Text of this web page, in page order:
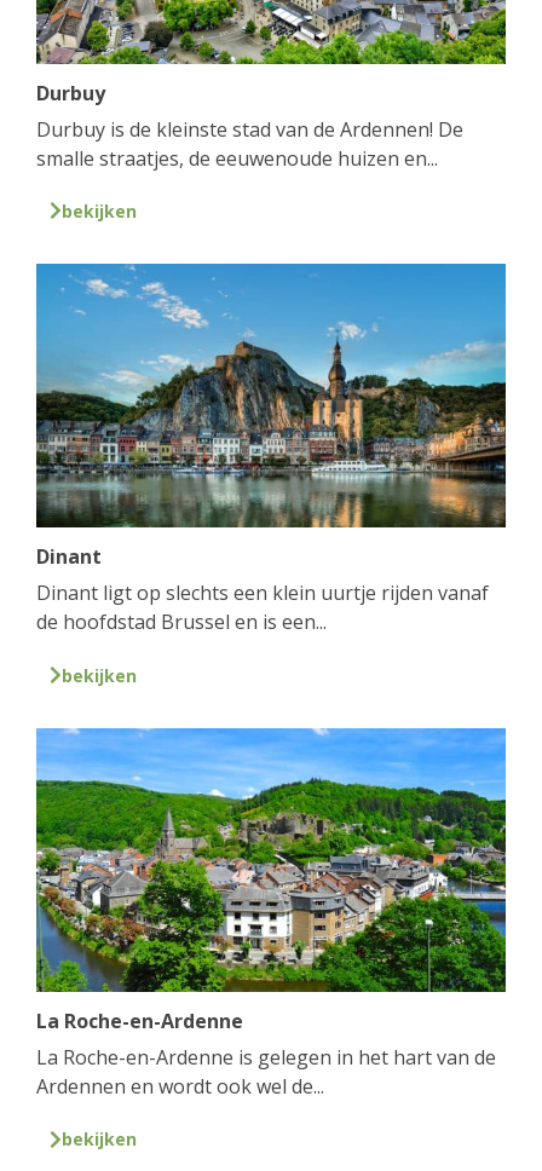
Durbuy
Durbuy is de kleinste stad van de Ardennen! De
smalle straatjes, de eeuwenoude huizen en...
bekijken
Dinant
Dinant ligt op slechts een klein uurtje rijden vanaf
de hoofdstad Brussel en is een...
bekijken
La Roche-en-Ardenne
La Roche-en-Ardenne is gelegen in het hart van de
Ardennen en wordt ook wel de...
bekijken